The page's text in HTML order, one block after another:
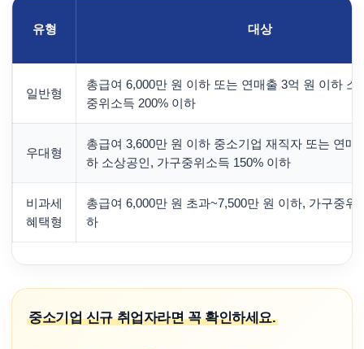
유형 대상
일반형
총급여 6,000만 원 이하 또는 연매출 3억 원 이하 소
중위소득 200% 이하
우대형
총급여 3,600만 원 이하 중소기업 재직자 또는 연매
하 소상공인, 가구중위소득 150% 이하
비과세
혜택형
총급여 6,000만 원 초과~7,500만 원 이하, 가구중위
하
중소기업 신규 취업자라면 꼭 확인하세요.